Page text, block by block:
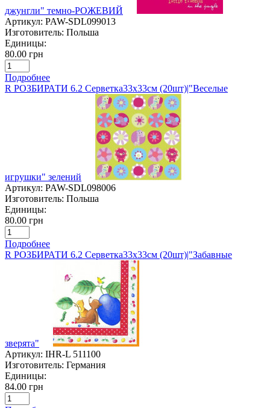
джунгли" темно-РОЖЕВИЙ
Артикул: PAW-SDL099013
Изготовитель: Польша
Единицы:
80.00 грн
Подробнее
R РОЗБИРАТИ 6.2 Серветка33х33см (20шт)|"Веселые
игрушки" зелений
Артикул: PAW-SDL098006
Изготовитель: Польша
Единицы:
80.00 грн
Подробнее
R РОЗБИРАТИ 6.2 Серветка33х33см (20шт)|"Забавные
зверята"
Артикул: IHR-L 511100
Изготовитель: Германия
Единицы:
84.00 грн